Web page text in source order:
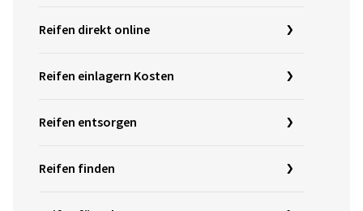
Reifen direkt online
Reifen einlagern Kosten
Reifen entsorgen
Reifen finden